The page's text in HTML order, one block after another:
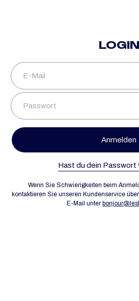
LOGIN
E-Mail
Passwort
Anmelden
Hast du dein
Wenn Sie Schwierigkeiten beim
kontaktieren Sie unseren Kundenservice
E-Mail unter